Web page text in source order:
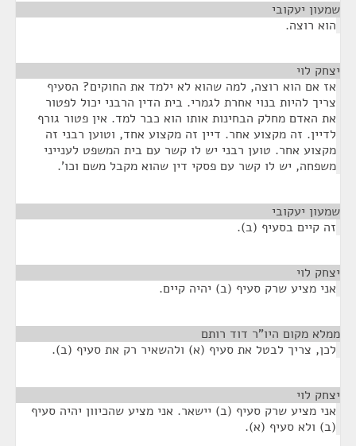
שמעון יעקובי
הוא רוצה.
יצחק לוי
אז אם הוא רוצה, למה שהוא לא ילמד את החוקים? הסעיף
צריך להיות בנוי אחרת לגמרי. בית הדין הרבני יכול לפטור
את האדם מחלק הבחינות אותו הוא כבר למד. אין פטור גורף
לדיין. זה מקצוע אחר. דיין זה מקצוע אחד, וטוען רבני זה
מקצוע אחר. טוען רבני יש לו קשר עם בית המשפט לענייני
משפחה, יש לו קשר עם פסקי דין שהוא מקבל משם וכו'.
שמעון יעקובי
זה קיים בסעיף (ב).
יצחק לוי
אני מציע שרק סעיף (ב) יהיה קיים.
ממלא מקום היו"ר דוד רותם
לכן, צריך לבטל את סעיף (א) ולהשאיר רק את סעיף (ב).
יצחק לוי
אני מציע שרק סעיף (ב) יישאר. אני מציע שהכיוון יהיה סעיף
(ב) ולא סעיף (א).